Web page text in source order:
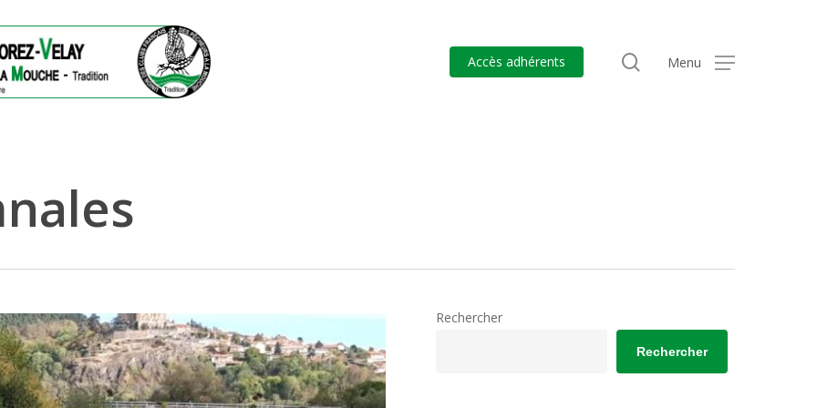
Accès adhérents search
Menu
Rechercher
Rechercher